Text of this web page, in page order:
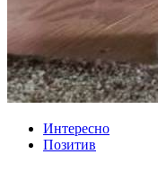
Интересно
Позитив